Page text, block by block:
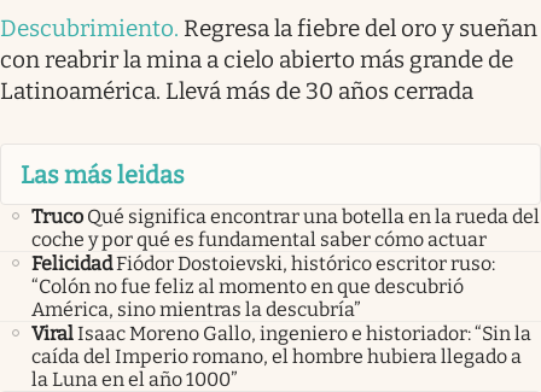
Descubrimiento. Regresa la fiebre del oro y sueñan
con reabrir la mina a cielo abierto más grande de
Latinoamérica. Llevá más de 30 años cerrada
Las más leidas
Truco Qué significa encontrar una botella en la rueda del
coche y por qué es fundamental saber cómo actuar
FelicidadFiódor Dostoievski, histórico escritor ruso:
“Colón no fue feliz al momento en que descubrió
América, sino mientras la descubría”
ViralIsaac Moreno Gallo, ingeniero e historiador: “Sin la
caída del Imperio romano, el hombre hubiera llegado a
la Luna en el año 1000”